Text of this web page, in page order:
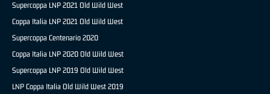
Supercoppa LNP 2021 Old Wild West
Coppa Italia LNP 2021 Old Wild West
Supercoppa Centenario 2020
Coppa Italia LNP 2020 Old Wild West
Supercoppa LNP 2019 Old Wild West
LNP Coppa Italia Old Wild West 2019